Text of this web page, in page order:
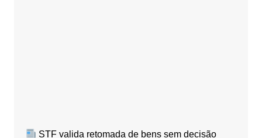
STF valida retomada de bens sem decisão